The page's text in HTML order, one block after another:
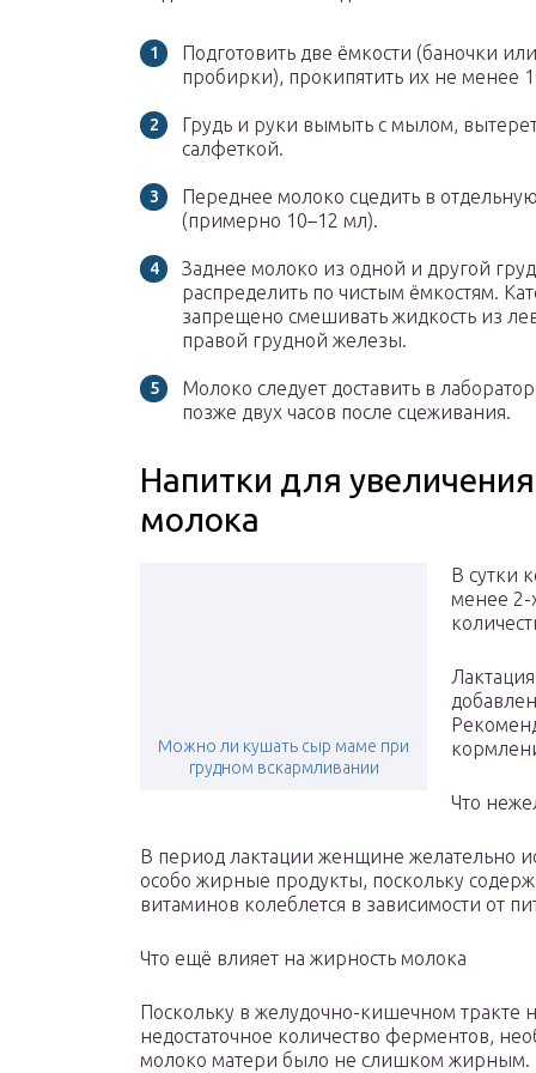
Подготовить две ёмкости (баночки или
пробирки), прокипятить их не менее
Грудь и руки вымыть с мылом,
салфеткой.
Переднее молоко сцедить в
(примерно 10–12 мл).
Заднее молоко из одной и другой
распределить по чистым ёмкостям.
запрещено смешивать жидкость из
правой грудной железы.
Молоко следует доставить в
позже двух часов после сцеживания.
Напитки для
молока
Можно ли кушать сыр маме при
грудном вскармливании
В сутки
менее 2-
Что
В период лактации женщине желательно
особо жирные продукты, поскольку
витаминов колеблется в зависимости от
Что ещё влияет на жирность молока
Поскольку в желудочно-кишечном тракте
недостаточное количество ферментов,
молоко матери было не слишком жирным.